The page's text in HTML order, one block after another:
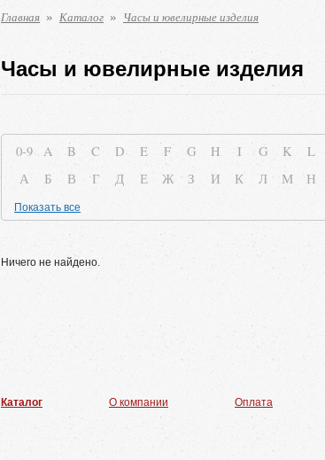
Главная » Каталог » Часы и ювелирные изделия
Часы и ювелирные изделия
0-9 A B C D E F G H I G K L
А
Б В Г Д Е Ж З И К Л М Н
Показать все
Ничего не найдено.
Каталог О компании Оплата